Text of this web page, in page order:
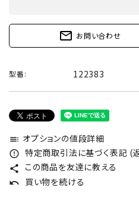
mail_outline お問い合わせ
型番: 122383
toc オプションの値段詳細
error_outline 特定商取引法に基づく表記 (
share この商品を友達に教える
undo 買い物を続ける